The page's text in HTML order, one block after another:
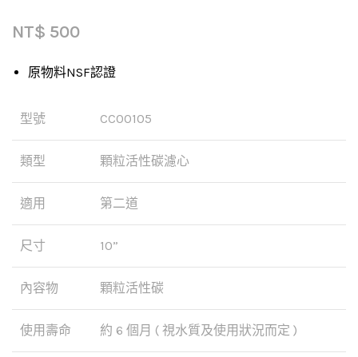
NT$ 500
原物料NSF認證
型號 CC00105
類型 顆粒活性碳濾心
適用 第二道
尺寸 10”
內容物 顆粒活性碳
使用壽命 約 6 個月 ( 視水質及使用狀況而定 )